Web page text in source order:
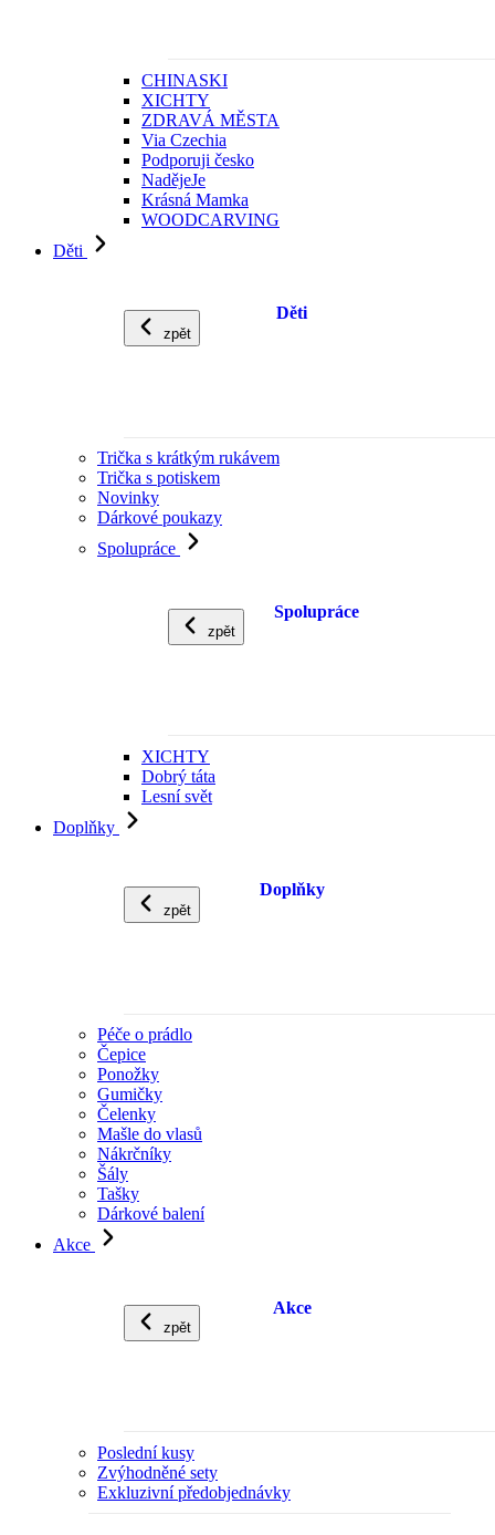
CHINASKI
XICHTY
ZDRAVÁ MĚSTA
Via Czechia
Podporuji česko
NadějeJe
Krásná Mamka
WOODCARVING
Děti
zpět
Děti
Trička s krátkým rukávem
Trička s potiskem
Novinky
Dárkové poukazy
Spolupráce
zpět
Spolupráce
XICHTY
Dobrý táta
Lesní svět
Doplňky
zpět
Doplňky
Péče o prádlo
Čepice
Ponožky
Gumičky
Čelenky
Mašle do vlasů
Nákrčníky
Šály
Tašky
Dárkové balení
Akce
zpět
Akce
Poslední kusy
Zvýhodněné sety
Exkluzivní předobjednávky